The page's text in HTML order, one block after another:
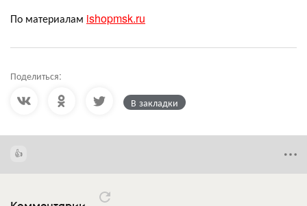
По материалам ishopmsk.ru
Поделиться:
В закладки